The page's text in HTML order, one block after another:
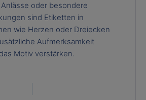
oder besondere
sind Etiketten in
wie Herzen oder Dreiecken
Aufmerksamkeit
Motiv verstärken.